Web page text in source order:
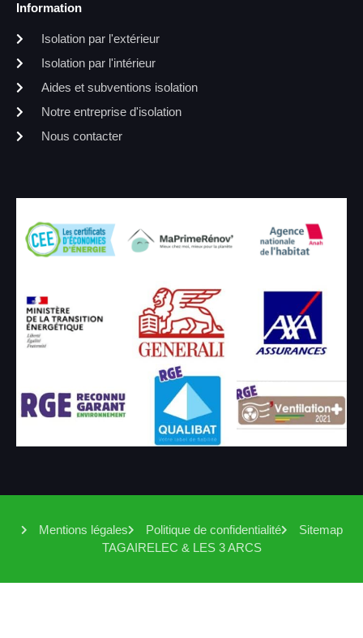
Information
Isolation par l'extérieur
Isolation par l'intérieur
Aides et subventions isolation
Notre entreprise d'isolation
Nous contacter
Mentions légales Politique de confidentialité
Sitemap
TAGAIRELEC & LES 3 ARCS